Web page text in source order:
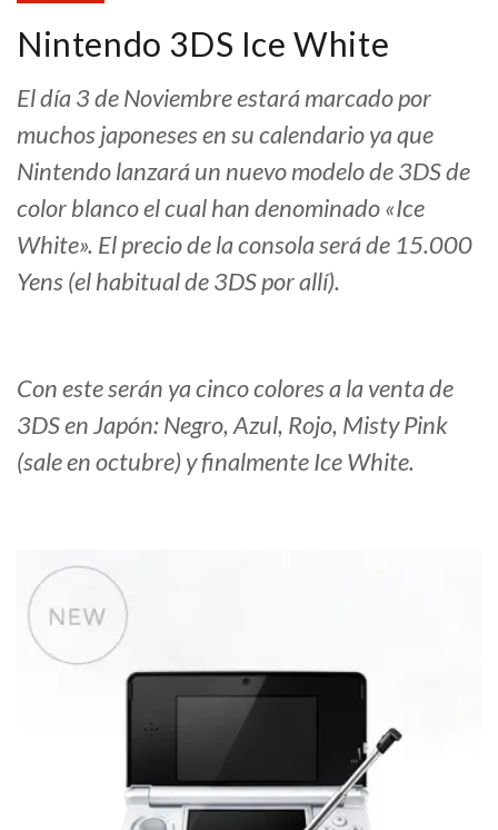
Nintendo 3DS Ice White
El día 3 de Noviembre estará marcado por
muchos japoneses en su calendario ya que
Nintendo lanzará un nuevo modelo de 3DS de
color blanco el cual han denominado «Ice
White». El precio de la consola será de 15.000
Yens (el habitual de 3DS por allí).
Con este serán ya cinco colores a la venta de
3DS en Japón: Negro, Azul, Rojo, Misty Pink
(sale en octubre) y finalmente Ice White.